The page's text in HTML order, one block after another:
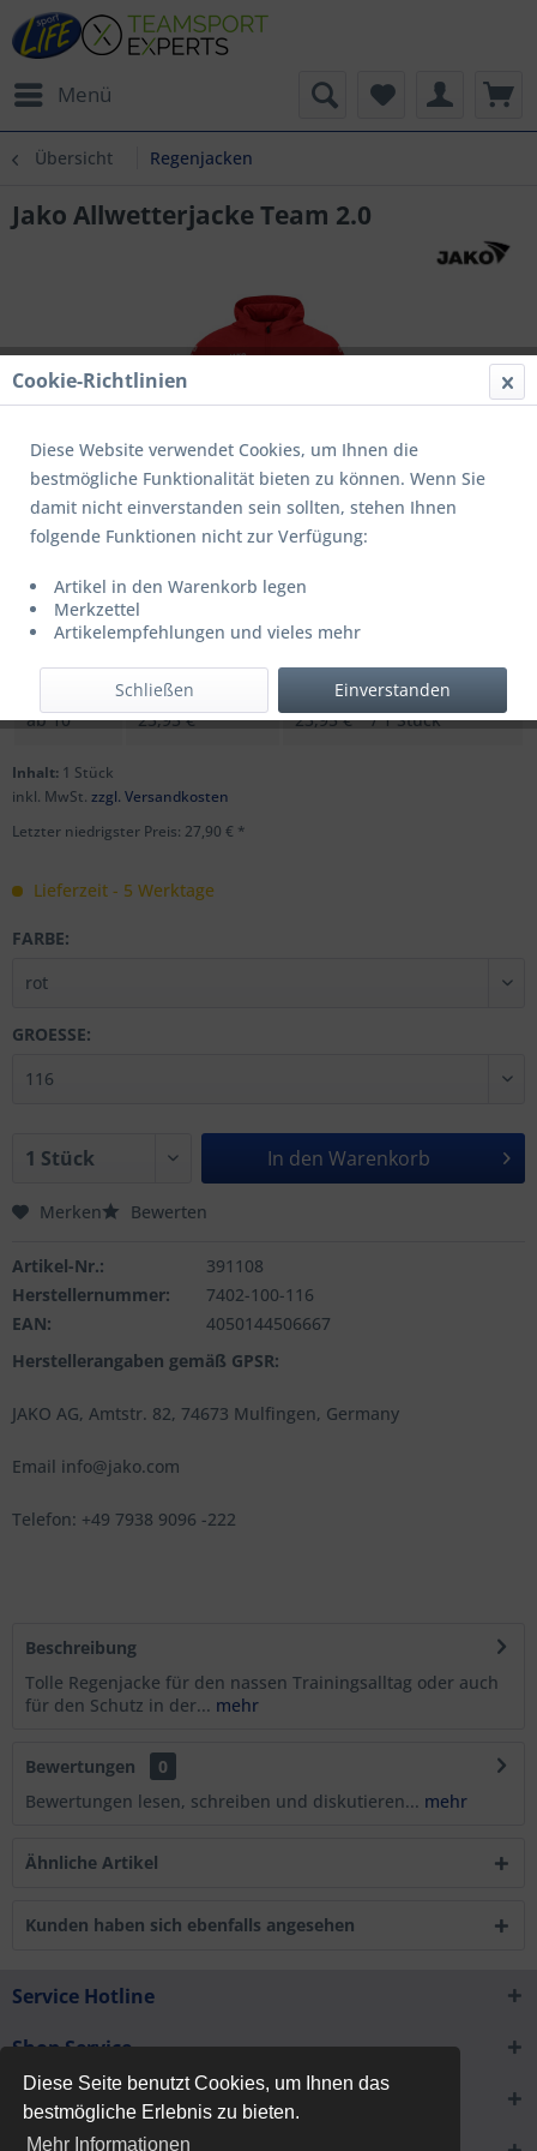
Diese Seite benutzt Cookies, um Ihnen das
bestmögliche Erlebnis zu bieten.
Mehr Informationen
Menü
Übersicht Regenjacken
Jako Allwetterjacke Team 2.0
UVP: 39,99 € *
Menge
Stückpreis
Grundpreis
bis9 27,90 € * 27,90 € * / 1 Stück
ab10 23,95 € * 23,95 € * / 1 Stück
Inhalt: 1 Stück
inkl. MwSt. zzgl. Versandkosten
Letzter niedrigster Preis: 27,90 € *
Lieferzeit - 5 Werktage
FARBE:
GROESSE:
In den Warenkorb
Merken Bewerten
Artikel-Nr.:
391108
Herstellernummer:
7402-100-116
EAN:
4050144506667
Herstellerangaben gemäß GPSR:
JAKO AG, Amtstr. 82, 74673 Mulfingen, Germany
Email info@jako.com
Telefon: +49 7938 9096 -222
Beschreibung
Tolle Regenjacke für den nassen Trainingsalltag oder auch
für den Schutz in der... mehr
Bewertungen
0
Bewertungen lesen, schreiben und diskutieren... mehr
Ähnliche Artikel
Kunden haben sich ebenfalls angesehen
Service Hotline
Shop Service
Informationen
Cookie-Richtlinien
Diese Website verwendet Cookies, um Ihnen die
bestmögliche Funktionalität bieten zu können. Wenn Sie
damit nicht einverstanden sein sollten, stehen Ihnen
folgende Funktionen nicht zur Verfügung:
Artikel in den Warenkorb legen
Merkzettel
Artikelempfehlungen und vieles mehr
Einverstanden
Schließen